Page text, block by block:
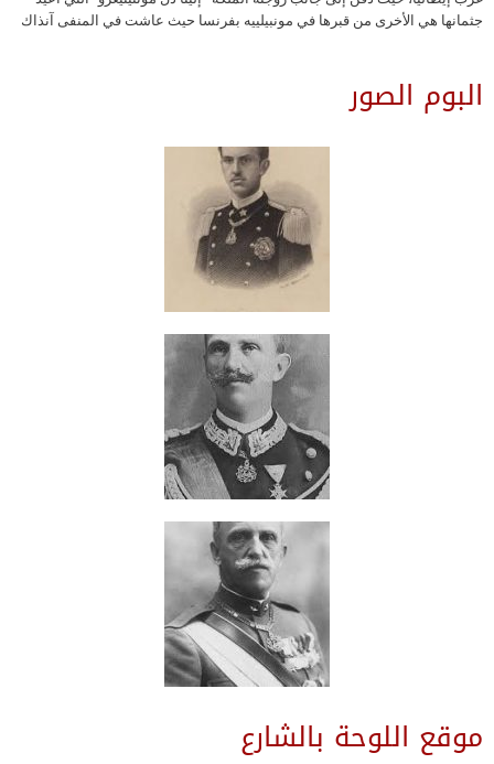
جثمانها هي الأخرى من قبرها في مونبيلييه بفرنسا حيث عاشت في المنفى آنذاك
البوم الصور
موقع اللوحة بالشارع